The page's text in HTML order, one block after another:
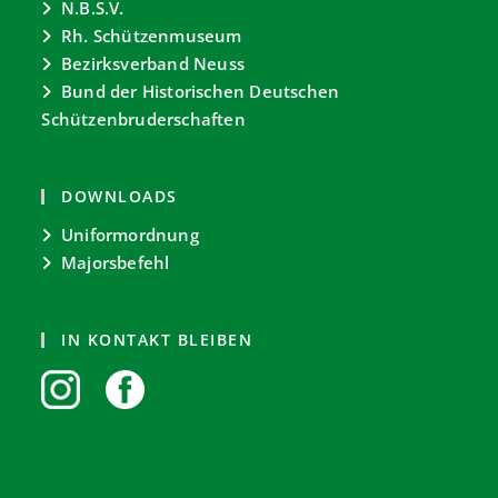
N.B.S.V.
Rh. Schützenmuseum
Bezirksverband Neuss
Bund der Historischen Deutschen
Schützenbruderschaften
DOWNLOADS
Uniformordnung
Majorsbefehl
IN KONTAKT BLEIBEN